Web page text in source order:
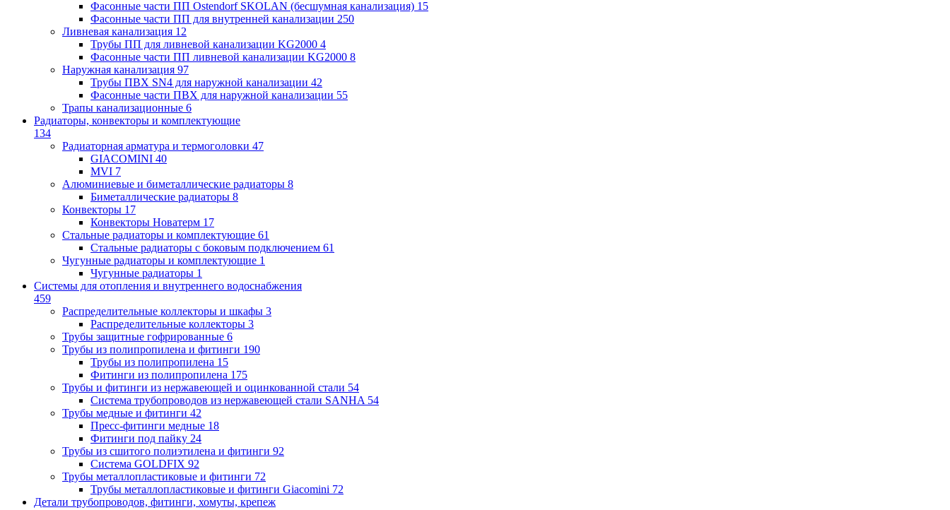
Фасонные части ПП Ostendorf SKOLAN (бесшумная канализация) 15
Фасонные части ПП для внутренней канализации 250
Ливневая канализация 12
Трубы ПП для ливневой канализации KG2000 4
Фасонные части ПП ливневой канализации KG2000 8
Наружная канализация 97
Трубы ПВХ SN4 для наружной канализации 42
Фасонные части ПВХ для наружной канализации 55
Трапы канализационные 6
Радиаторы, конвекторы и комплектующие
134
Радиаторная арматура и термоголовки 47
GIACOMINI 40
MVI 7
Алюминиевые и биметаллические радиаторы 8
Биметаллические радиаторы 8
Конвекторы 17
Конвекторы Новатерм 17
Стальные радиаторы и комплектующие 61
Стальные радиаторы с боковым подключением 61
Чугунные радиаторы и комплектующие 1
Чугунные радиаторы 1
Системы для отопления и внутреннего водоснабжения
459
Распределительные коллекторы и шкафы 3
Распределительные коллекторы 3
Трубы защитные гофрированные 6
Трубы из полипропилена и фитинги 190
Трубы из полипропилена 15
Фитинги из полипропилена 175
Трубы и фитинги из нержавеющей и оцинкованной стали 54
Система трубопроводов из нержавеющей стали SANHA 54
Трубы медные и фитинги 42
Пресс-фитинги медные 18
Фитинги под пайку 24
Трубы из сшитого полиэтилена и фитинги 92
Система GOLDFIX 92
Трубы металлопластиковые и фитинги 72
Трубы металлопластиковые и фитинги Giacomini 72
Детали трубопроводов, фитинги, хомуты, крепеж